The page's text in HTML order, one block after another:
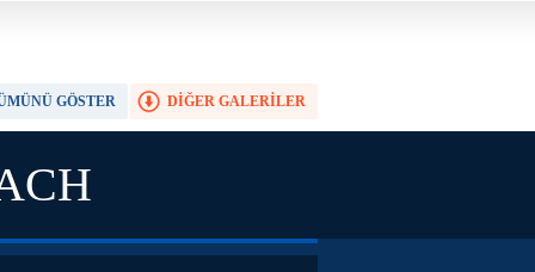
DİĞER GALERİLER
GÖSTER